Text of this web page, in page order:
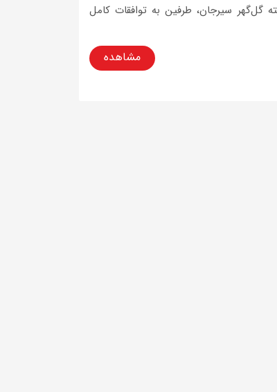
گل‌گهر سیرجان، طرفین به توافقات کامل
مشاهده